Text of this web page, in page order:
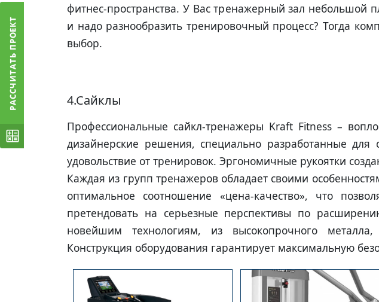
фитнес-пространства. У Вас тренажерный зал небольшой
и надо разнообразить тренировочный процесс? Тогда
выбор.
4.Сайклы
Профессиональные сайкл-тренажеры Kraft Fitness –
дизайнерские решения, специально разработанные
удовольствие от тренировок. Эргономичные рукоятки
Каждая из групп тренажеров обладает своими
оптимальное соотношение «цена-качество», что
претендовать на серьезные перспективы по
новейшим технологиям, из высокопрочного
Конструкция оборудования гарантирует максимальную